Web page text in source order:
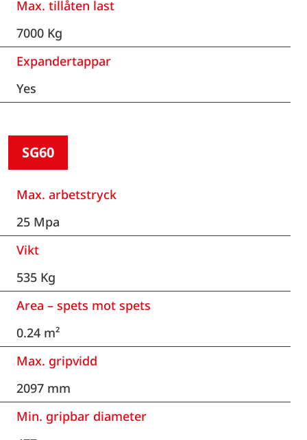
Max. tillåten last
7000 Kg
Expandertappar
Yes
SG60
Max. arbetstryck
25 Mpa
Vikt
535 Kg
Area – spets mot spets
0.24 m²
Max. gripvidd
2097 mm
Min. gripbar diameter